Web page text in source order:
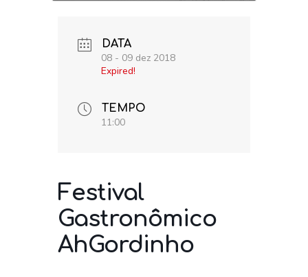
DATA
08 - 09 dez 2018
Expired!
TEMPO
11:00
Festival
Gastronômico
AhGordinho